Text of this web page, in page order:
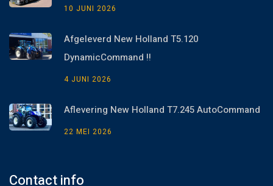
10 JUNI 2026
Afgeleverd New Holland T5.120
DynamicCommand !!
4 JUNI 2026
Aflevering New Holland T7.245 AutoCommand
22 MEI 2026
Contact info